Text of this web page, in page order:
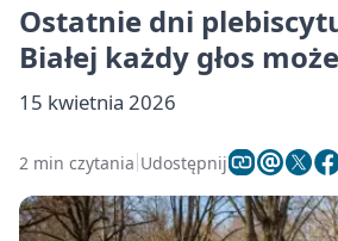
Ostatnie dni
Białej każdy głos
15 kwietnia 2026
2 min czytania Udostępnij